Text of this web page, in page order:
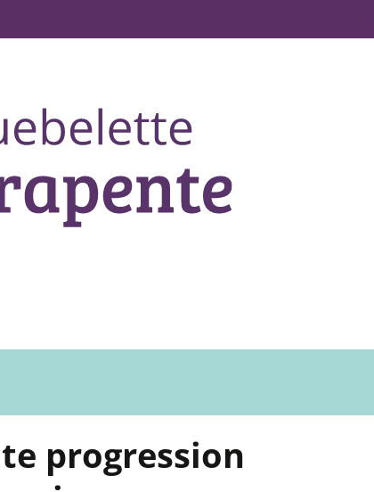
progression